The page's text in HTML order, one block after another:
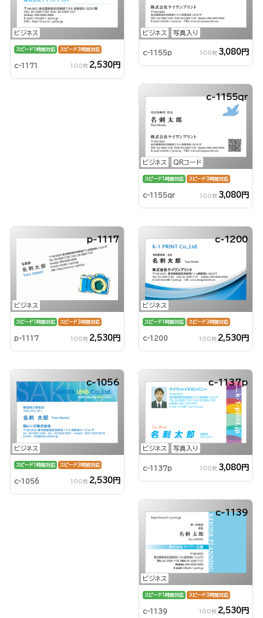
ビジネス
スピード1時間対応 スピード3時間対応
c-1171 100枚 2,530円
ビジネス 写真入り
c-1155p 100枚 3,080円
ビジネス QRコード
c-1155qr
スピード1時間対応 スピード3時間対応
c-1155qr 100枚 3,080円
ビジネス
p-1117
スピード1時間対応 スピード3時間対応
p-1117 100枚 2,530円
ビジネス
c-1200
スピード1時間対応 スピード3時間対応
c-1200 100枚 2,530円
ビジネス
c-1056
スピード1時間対応 スピード3時間対応
c-1056 100枚 2,530円
ビジネス 写真入り
c-1137p
c-1137p 100枚 3,080円
ビジネス
c-1139
スピード1時間対応 スピード3時間対応
c-1139 100枚 2,530円